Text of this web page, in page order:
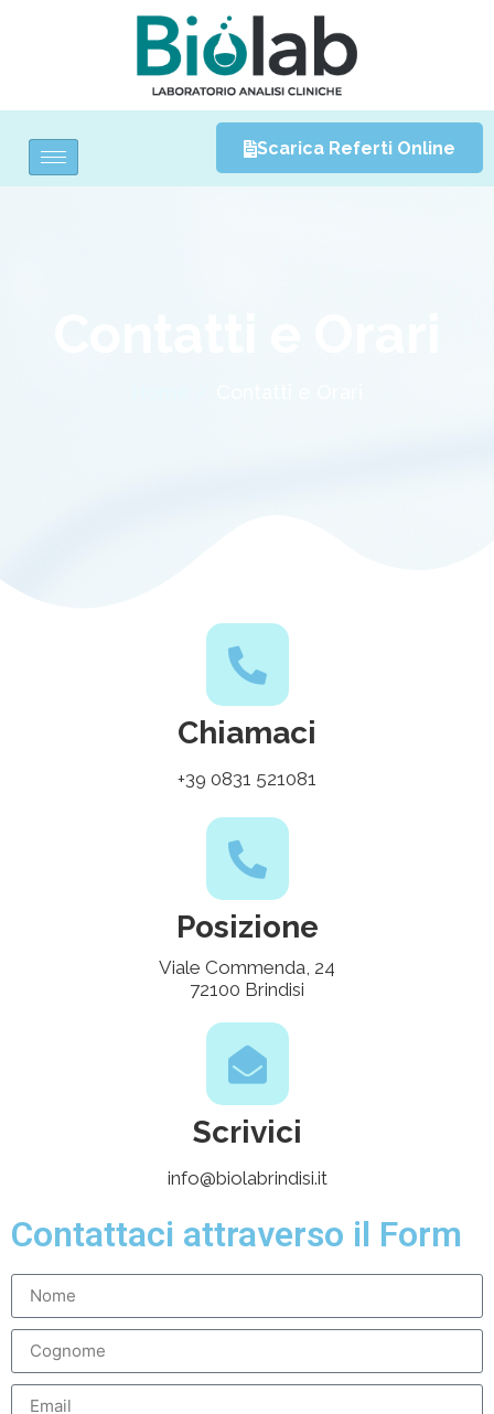
Scarica Referti Online
Chiamaci
+39 0831 521081
Posizione
Viale Commenda, 24
72100 Brindisi
Scrivici
info@biolabrindisi.it
Contattaci attraverso il Form